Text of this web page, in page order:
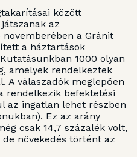
között
az
a Gránit
a háztartások
1000 olyan
amelyek rendelkeztek
A válaszadók meglepően
rendelkezik befektetési
az ingatlan lehet részben
Ez az arány
csak 14,7 százalék volt,
növekedés történt az